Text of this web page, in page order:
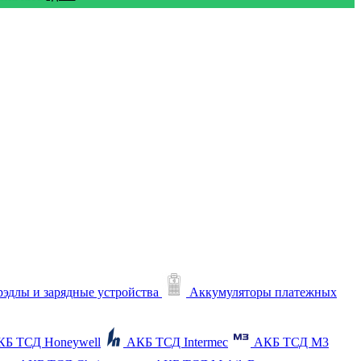
и зарядные устройства
Аккумуляторы платежных
ТСД Honeywell АКБ ТСД Intermec
АКБ ТСД M3